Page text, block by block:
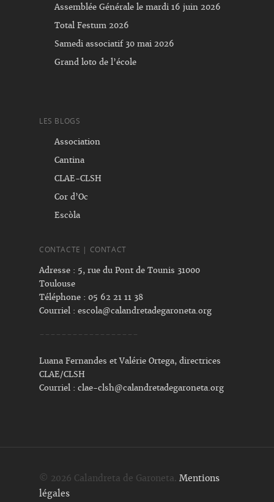
Assemblée Générale le mardi 16 juin 2026
Total Festum 2026
Samedi associatif 30 mai 2026
Grand loto de l’école
LES BLOGS
Association
Cantina
CLAE-CLSH
Cor d’Oc
Escòla
CONTACTE | CONTACT
Adresse : 5, rue du Pont de Tounis 31000
Toulouse
Téléphone : 05 62 21 11 38
Courriel : escola@calandretadegaroneta.org
------------------
Luana Fernandes et Valérie Ortega, directrices
CLAE/CLSH
Courriel : clae-clsh@calandretadegaroneta.org
© 2026 Calandreta de Garoneta. Mentions
légales